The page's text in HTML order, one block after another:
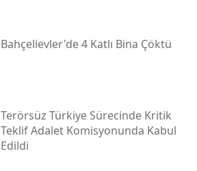
Bahçelievler'de 4 Katlı Bina Çöktü
Terörsüz Türkiye Sürecinde Kritik
Teklif Adalet Komisyonunda Kabul
Edildi